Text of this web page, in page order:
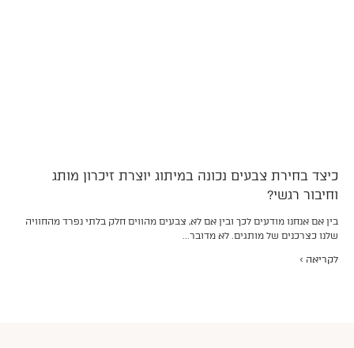
כיצד בחירת צבעים נכונה במיתוג יוצרת זיכרון מותג
וחיבור רגשי?
בין אם אנחנו מודעים לכך ובין אם לא, צבעים מהווים חלק בלתי נפרד מהחוויה
שלנו כצרכנים של מותגים. לא מדובר...
לקריאה >